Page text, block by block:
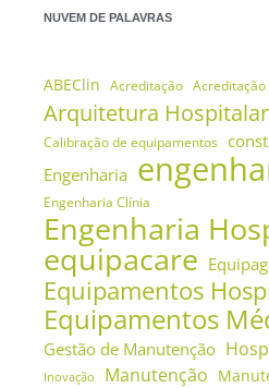
NUVEM DE PALAVRAS
ABEClin Acreditação Acreditação
Arquitetura Hospitalar
Calibração de equipamentos
Engenharia
Engenharia Clínia
Engenharia
equipacare
Equipamentos
Equipamentos
Gestão de Manutenção
Inovação Manutenção